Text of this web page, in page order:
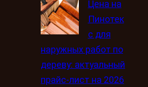
Цена на
Пинотек
с для
наружных работ по
дереву: актуальный
прайс-лист на 2026